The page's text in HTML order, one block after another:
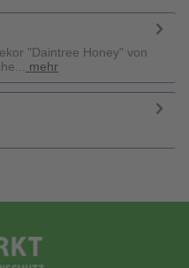
"Daintree Honey" von
mehr